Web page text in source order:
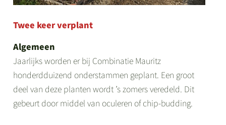
Twee keer verplant
Algemeen
Jaarlijks worden er bij Combinatie Mauritz
honderdduizend onderstammen geplant. Een groot
deel van deze planten wordt ’s zomers veredeld. Dit
gebeurt door middel van oculeren of chip-budding.